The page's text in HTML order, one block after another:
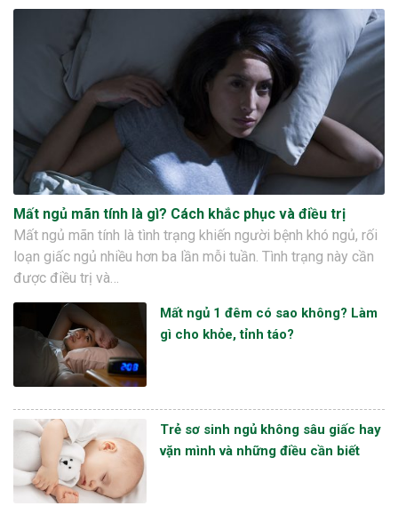
Mất ngủ mãn tính là gì? Cách khắc phục và điều trị
Mất ngủ mãn tính là tình trạng khiến người bệnh khó ngủ, rối
loạn giấc ngủ nhiều hơn ba lần mỗi tuần. Tình trạng này cần
được điều trị và…
Mất ngủ 1 đêm có sao không? Làm
gì cho khỏe, tỉnh táo?
Trẻ sơ sinh ngủ không sâu giấc hay
vặn mình và những điều cần biết